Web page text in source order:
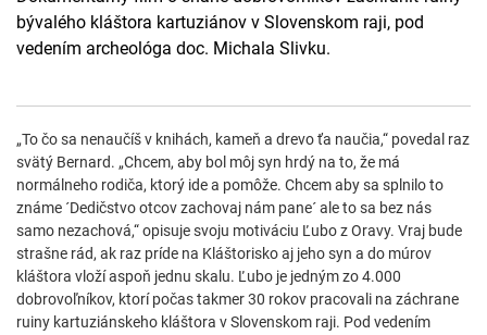
bývalého kláštora kartuziánov v Slovenskom raji, pod
vedením archeológa doc. Michala Slivku.
„To čo sa nenaučíš v knihách, kameň a drevo ťa naučia,“ povedal raz
svätý Bernard. „Chcem, aby bol môj syn hrdý na to, že má
normálneho rodiča, ktorý ide a pomôže. Chcem aby sa splnilo to
známe ´Dedičstvo otcov zachovaj nám pane´ ale to sa bez nás
samo nezachová,“ opisuje svoju motiváciu Ľubo z Oravy. Vraj bude
strašne rád, ak raz príde na Kláštorisko aj jeho syn a do múrov
kláštora vloží aspoň jednu skalu. Ľubo je jedným zo 4.000
dobrovoľníkov, ktorí počas takmer 30 rokov pracovali na záchrane
ruiny kartuziánskeho kláštora v Slovenskom raji. Pod vedením